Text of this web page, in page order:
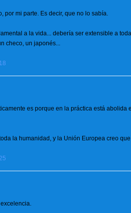
por mi parte. Es decir, que no lo sabía.
a la vida... debería ser extensible a
checo, un japonés...
es porque en la práctica está
la humanidad, y la Unión Europea creo